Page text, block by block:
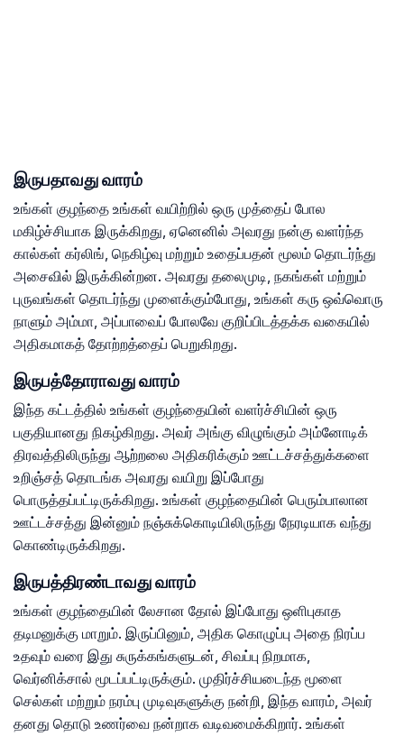
இருபதாவது வாரம்
உங்கள் குழந்தை உங்கள் வயிற்றில் ஒரு முத்தைப் போல
மகிழ்ச்சியாக இருக்கிறது, ஏனெனில் அவரது நன்கு வளர்ந்த
கால்கள் கர்லிங், நெகிழ்வு மற்றும் உதைப்பதன் மூலம் தொடர்ந்து
அசைவில் இருக்கின்றன. அவரது தலைமுடி, நகங்கள் மற்றும்
புருவங்கள் தொடர்ந்து முளைக்கும்போது, ​​உங்கள் கரு ஒவ்வொரு
நாளும் அம்மா, அப்பாவைப் போலவே குறிப்பிடத்தக்க வகையில்
அதிகமாகத் தோற்றத்தைப் பெறுகிறது.
இருபத்தோராவது வாரம்
இந்த கட்டத்தில் உங்கள் குழந்தையின் வளர்ச்சியின் ஒரு
பகுதியானது நிகழ்கிறது. அவர் அங்கு விழுங்கும் அம்னோடிக்
திரவத்திலிருந்து ஆற்றலை அதிகரிக்கும் ஊட்டச்சத்துக்களை
உறிஞ்சத் தொடங்க அவரது வயிறு இப்போது
பொருத்தப்பட்டிருக்கிறது. உங்கள் குழந்தையின் பெரும்பாலான
ஊட்டச்சத்து இன்னும் நஞ்சுக்கொடியிலிருந்து நேரடியாக வந்து
கொண்டிருக்கிறது.
இருபத்திரண்டாவது வாரம்
உங்கள் குழந்தையின் லேசான தோல் இப்போது ஒளிபுகாத
தடிமனுக்கு மாறும். இருப்பினும், அதிக கொழுப்பு அதை நிரப்ப
உதவும் வரை இது சுருக்கங்களுடன், சிவப்பு நிறமாக,
வெர்னிக்சால் மூடப்பட்டிருக்கும். முதிர்ச்சியடைந்த மூளை
செல்கள் மற்றும் நரம்பு முடிவுகளுக்கு நன்றி, இந்த வாரம், அவர்
தனது தொடு உணர்வை நன்றாக வடிவமைக்கிறார். உங்கள்